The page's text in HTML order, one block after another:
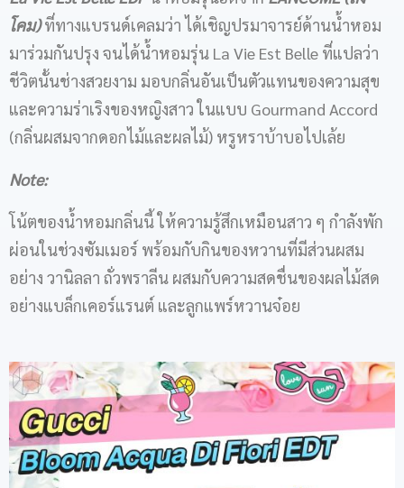
โคม)ที่ทางแบรนด์เคลมว่า ได้เชิญปรมาจารย์ด้านน้ำหอม
มาร่วมกันปรุง จนได้น้ำหอมรุ่น La Vie Est Belle ที่แปลว่า
ชีวิตนั้นช่างสวยงาม มอบกลิ่นอันเป็นตัวแทนของความสุข
และความร่าเริงของหญิงสาว ในแบบ Gourmand Accord
(กลิ่นผสมจากดอกไม้และผลไม้) หรูหราบ้าบอไปเล้ย
Note:
โน้ตของน้ำหอมกลิ่นนี้ ให้ความรู้สึกเหมือนสาว ๆ กำลังพัก
ผ่อนในช่วงซัมเมอร์ พร้อมกับกินของหวานที่มีส่วนผสม
อย่าง วานิลลา ถั่วพราลีน ผสมกับความสดชื่นของผลไม้สด
อย่างแบล็กเคอร์แรนต์ และลูกแพร์หวานจ๋อย